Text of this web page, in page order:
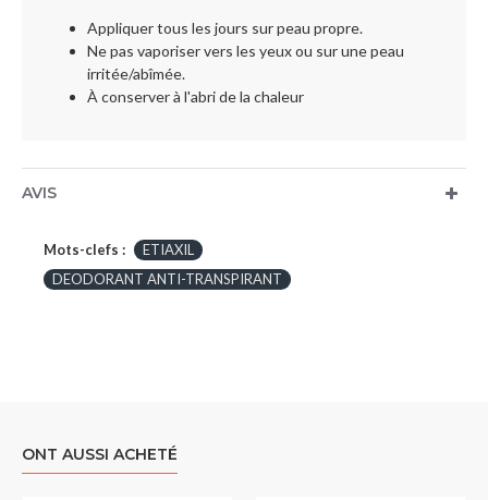
Appliquer tous les jours sur peau propre.
Ne pas vaporiser vers les yeux ou sur une peau
irritée/abîmée.
À conserver à l'abri de la chaleur
AVIS
Mots-clefs :
ETIAXIL
DEODORANT ANTI-TRANSPIRANT
ONT AUSSI ACHETÉ